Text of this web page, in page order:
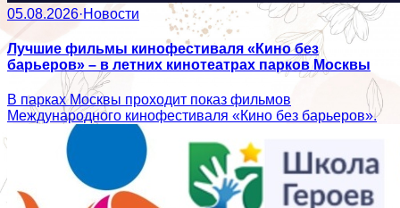
05.08.2026·Новости
Лучшие фильмы кинофестиваля «Кино без
барьеров» – в летних кинотеатрах парков Москвы
В парках Москвы проходит показ фильмов
Международного кинофестиваля «Кино без барьеров».